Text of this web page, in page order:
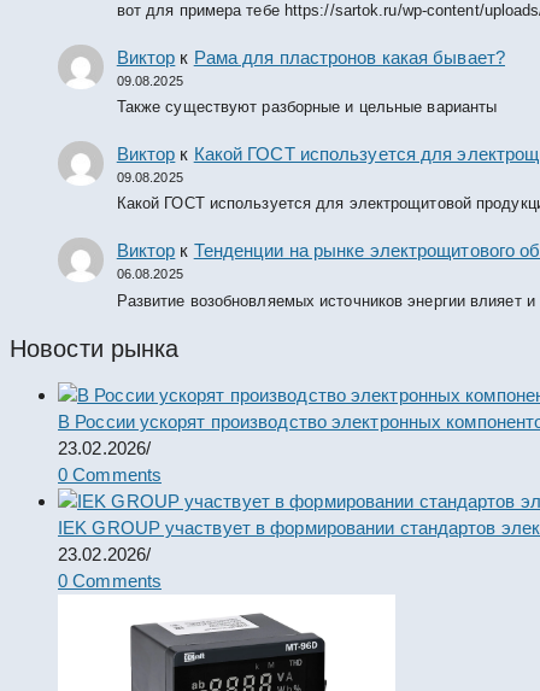
вот для примера тебе https://sartok.ru/wp-content/
Виктор к Рама для пластронов какая бывает?
09.08.2025
Также существуют разборные и цельные варианты
Виктор к Какой ГОСТ используется для
09.08.2025
Какой ГОСТ используется для электрощитовой
Виктор к Тенденции на рынке электрощитового
06.08.2025
Развитие возобновляемых источников энергии влияет
Новости рынка
В России ускорят производство электронных
23.02.2026/
0 Comments
IEK GROUP участвует в формировании стандартов
23.02.2026/
0 Comments